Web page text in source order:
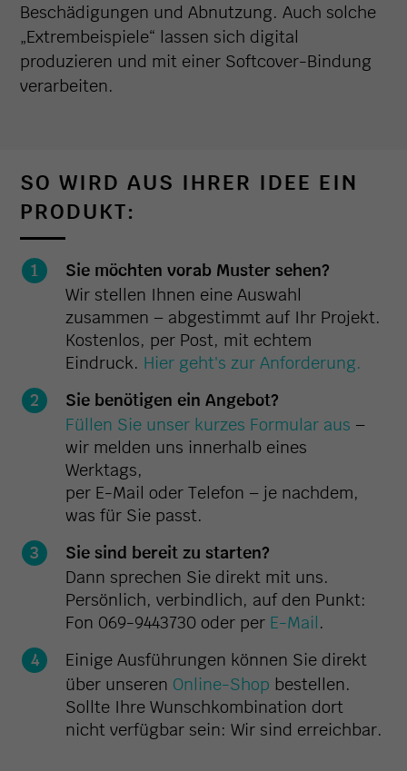
Beschädigungen und Abnutzung. Auch solche
„Extrembeispiele“ lassen sich digital
produzieren und mit einer Softcover-Bindung
verarbeiten.
SO WIRD AUS IHRER IDEE EIN
PRODUKT:
Sie möchten vorab Muster sehen?
Wir stellen Ihnen eine Auswahl
zusammen – abgestimmt auf Ihr Projekt.
Kostenlos, per Post, mit echtem
Eindruck. Hier geht's zur Anforderung.
Sie benötigen ein Angebot?
Füllen Sie unser kurzes Formular aus –
wir melden uns innerhalb eines
Werktags,
per E-Mail oder Telefon – je nachdem,
was für Sie passt.
Sie sind bereit zu starten?
Dann sprechen Sie direkt mit uns.
Persönlich, verbindlich, auf den Punkt:
Fon 069-9443730 oder per E-Mail.
Einige Ausführungen können Sie direkt
über unseren Online-Shop bestellen.
Sollte Ihre Wunschkombination dort
nicht verfügbar sein: Wir sind erreichbar.